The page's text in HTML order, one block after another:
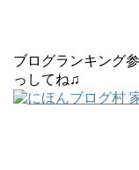
ブログランキング
っしてね♫